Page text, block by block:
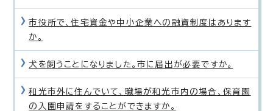
市役所で、住宅資金や中小企業への融資制度はあります
か。
犬を飼うことになりました。市に届出が必要ですか。
和光市外に住んでいて、職場が和光市内の場合、保育園
の入園申請をすることができますか。